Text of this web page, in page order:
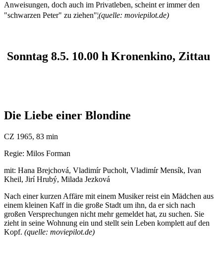
Anweisungen, doch auch im Privatleben, scheint er immer den
"schwarzen Peter" zu ziehen"¦(quelle: moviepilot.de)
Sonntag 8.5. 10.00 h Kronenkino, Zittau
Die Liebe einer Blondine
CZ 1965, 83 min
Regie: Milos Forman
mit: Hana Brejchová, Vladimí­r Pucholt, Vladimí­r Mensí­k, Ivan
Kheil, Jirí­ Hrubý, Milada Jezková
Nach einer kurzen Affäre mit einem Musiker reist ein Mädchen aus
einem kleinen Kaff in die große Stadt um ihn, da er sich nach
großen Versprechungen nicht mehr gemeldet hat, zu suchen. Sie
zieht in seine Wohnung ein und stellt sein Leben komplett auf den
Kopf. (quelle: moviepilot.de)